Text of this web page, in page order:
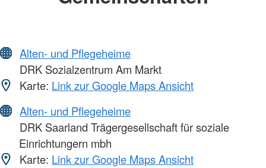
Alten- und Pflegeheime
DRK Sozialzentrum Am Markt
Karte: Link zur Google Maps Ansicht
Alten- und Pflegeheime
DRK Saarland Trägergesellschaft für soziale
Einrichtungern mbh
Karte: Link zur Google Maps Ansicht